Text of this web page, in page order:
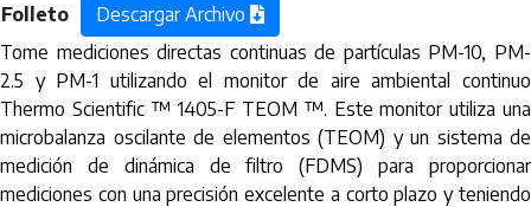
Folleto
Descargar Archivo
Tome mediciones directas continuas de partículas PM-10, PM-
2.5 y PM-1 utilizando el monitor de aire ambiental continuo
Thermo Scientific ™ 1405-F TEOM ™. Este monitor utiliza una
microbalanza oscilante de elementos (TEOM) y un sistema de
medición de dinámica de filtro (FDMS) para proporcionar
mediciones con una precisión excelente a corto plazo y teniendo